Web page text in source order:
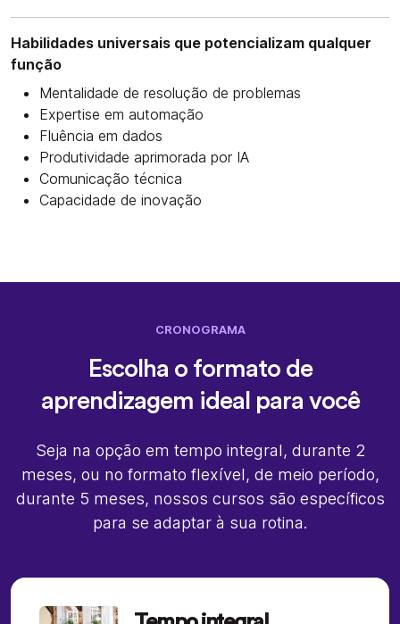
Habilidades universais que potencializam qualquer
função
Mentalidade de resolução de problemas
Expertise em automação
Fluência em dados
Produtividade aprimorada por IA
Comunicação técnica
Capacidade de inovação
CRONOGRAMA
Escolha o formato de
aprendizagem ideal para você
Seja na opção em tempo integral, durante 2
meses, ou no formato flexível, de meio período,
durante 5 meses, nossos cursos são específicos
para se adaptar à sua rotina.